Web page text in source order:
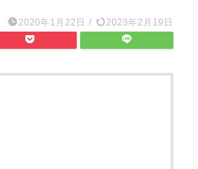
2020年1月22日 / 2023年2月19日